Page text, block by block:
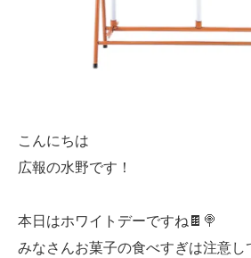
こんにちは
広報の水野です！
本日はホワイトデーですね🍫🍭
みなさんお菓子の食べすぎは注意